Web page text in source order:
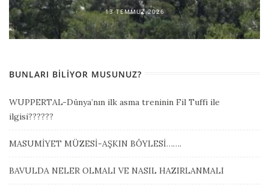
13 TEMMUZ 2026
BUNLARI BILIYOR MUSUNUZ?
WUPPERTAL-Dünya’nın ilk asma treninin Fil Tuffi ile
ilgisi??????
MASUMİYET MÜZESİ-AŞKIN BÖYLESİ…….
BAVULDA NELER OLMALI VE NASIL HAZIRLANMALI